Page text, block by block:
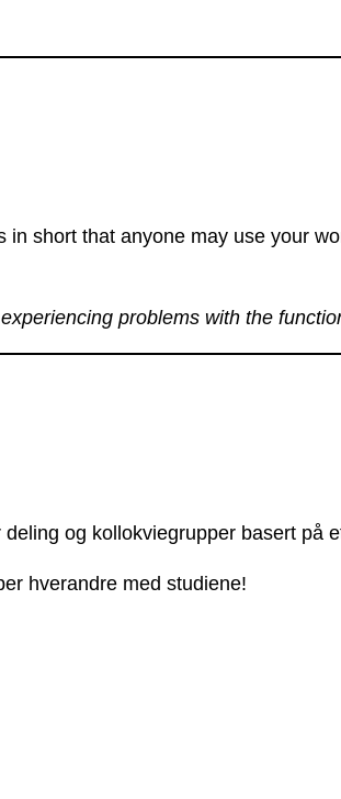
short that anyone may use your
problems with the
og kollokviegrupper basert på
hverandre med studiene!